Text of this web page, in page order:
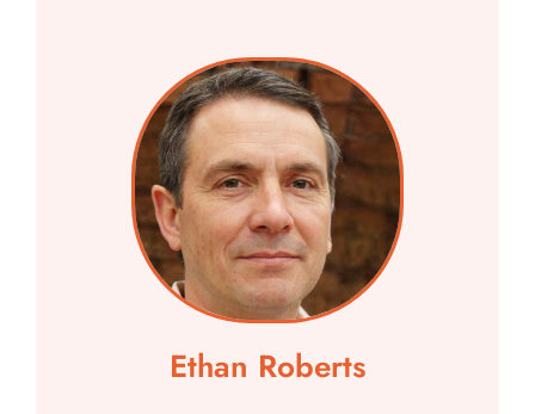
Ethan Roberts